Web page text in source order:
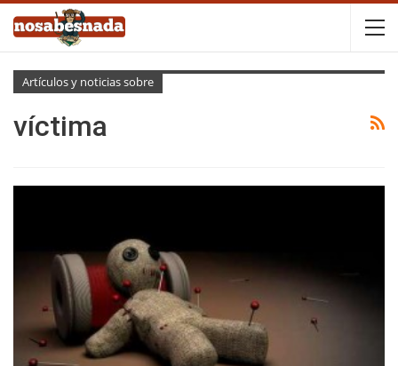
Artículos y noticias sobre
víctima